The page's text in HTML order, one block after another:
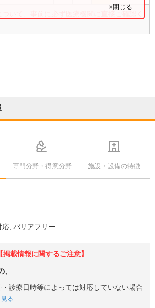
いて、事前に必ず医療機関に直接ご確認く
×閉じる
専門分野・得意分野 施設・設備の特徴
応 バリアフリー
【掲載情報に関するご注意】
、
・診療日時等によっては対応していない場合
る